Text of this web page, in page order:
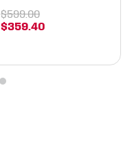
$359.40
$599.00